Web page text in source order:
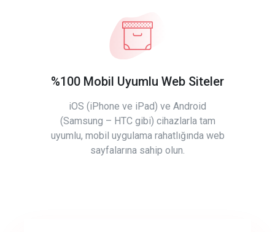
%100 Mobil Uyumlu Web Siteler
iOS (iPhone ve iPad) ve Android
(Samsung – HTC gibi) cihazlarla tam
uyumlu, mobil uygulama rahatlığında web
sayfalarına sahip olun.